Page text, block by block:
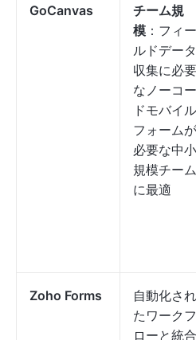
GoCanvas
チーム規
模 ：フィー
ルドデータ
収集に必要
なノーコー
ドモバイル
フォームが
必要な中小
規模チーム
に最適
Zoho Forms
自動化され
たワークフ
ローと統合